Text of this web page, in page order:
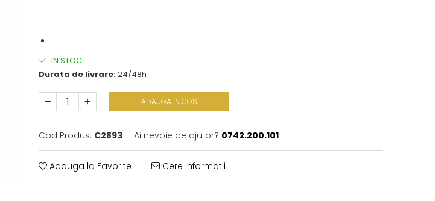
IN STOC
Durata de livrare:24/48h
ADAUGA IN COS
Cod Produs: C2893 Ai nevoie de ajutor? 0742.200.101
Adauga la Favorite Cere informatii